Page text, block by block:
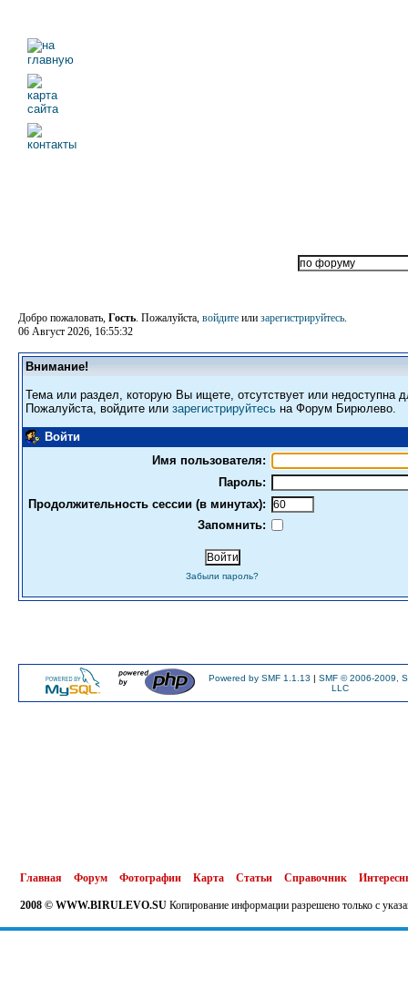
Добро пожаловать, Гость. Пожалуйста, войдите или зарегистрируйтесь.
06 Август 2026, 16:55:32
Внимание!
Тема или раздел, которую Вы ищете, отсутствует или недоступна
Пожалуйста, войдите или зарегистрируйтесь на Форум Бирюлево.
Войти
Имя пользователя:
Пароль:
Продолжительность сессии (в минутах):
Запомнить:
Забыли пароль?
Powered by SMF 1.1.13 | SMF © 2006-2009,
LLC
Главная Форум Фотографии Карта Статьи Справочник
2008 © WWW.BIRULEVO.SU Копирование информации разрешено только с